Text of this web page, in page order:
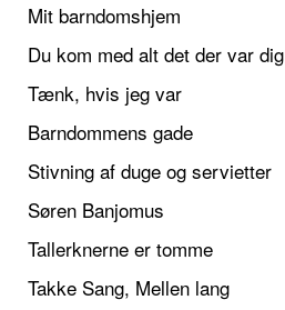
Mit barndomshjem
Du kom med alt det der var dig
Tænk, hvis jeg var
Barndommens gade
Stivning af duge og servietter
Søren Banjomus
Tallerknerne er tomme
Takke Sang, Mellen lang